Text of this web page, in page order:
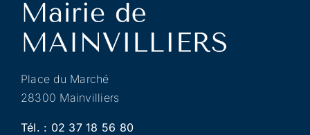
Place du Marché
28300 Mainvilliers
Tél. : 02 37 18 56 80